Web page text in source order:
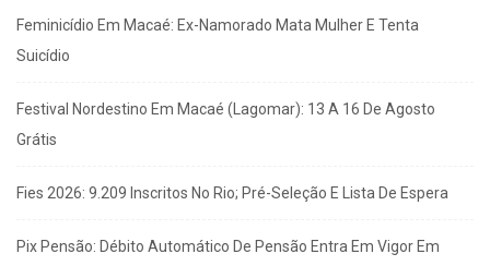
Feminicídio Em Macaé: Ex-Namorado Mata Mulher E Tenta
Suicídio
Festival Nordestino Em Macaé (Lagomar): 13 A 16 De Agosto
Grátis
Fies 2026: 9.209 Inscritos No Rio; Pré-Seleção E Lista De Espera
Pix Pensão: Débito Automático De Pensão Entra Em Vigor Em